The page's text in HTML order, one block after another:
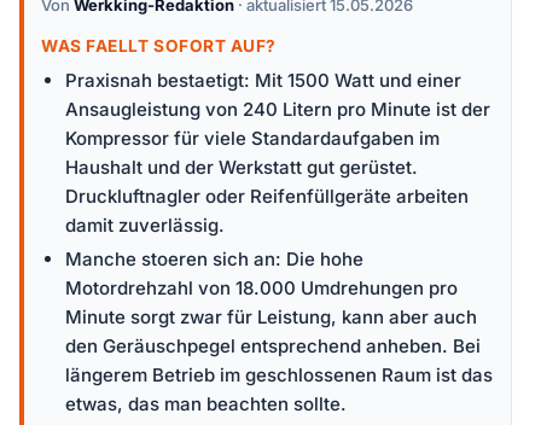
Von Werkking-Redaktion · aktualisiert 15.05.2026
WAS FAELLT SOFORT AUF?
Praxisnah bestaetigt: Mit 1500 Watt und einer
Ansaugleistung von 240 Litern pro Minute ist der
Kompressor für viele Standardaufgaben im
Haushalt und der Werkstatt gut gerüstet.
Druckluftnagler oder Reifenfüllgeräte arbeiten
damit zuverlässig.
Manche stoeren sich an: Die hohe
Motordrehzahl von 18.000 Umdrehungen pro
Minute sorgt zwar für Leistung, kann aber auch
den Geräuschpegel entsprechend anheben. Bei
längerem Betrieb im geschlossenen Raum ist das
etwas, das man beachten sollte.